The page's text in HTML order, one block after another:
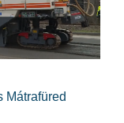
Mátrafüred